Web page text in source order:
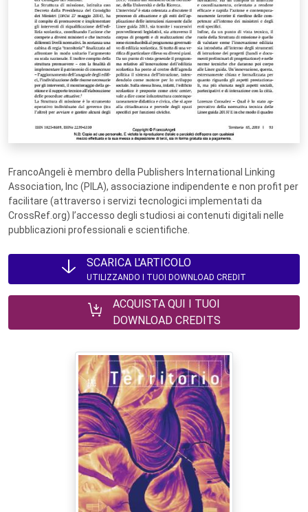
FrancoAngeli è membro della Publishers International Linking
Association, Inc (PILA), associazione indipendente e non profit per
facilitare (attraverso i servizi tecnologici implementati da
CrossRef.org) l’accesso degli studiosi ai contenuti digitali nelle
pubblicazioni professionali e scientifiche.
SCARICA L'ARTICOLO
UTILIZZANDO I TUOI DOWNLOAD CREDIT
ACQUISTA QUI I TUOI
DOWNLOAD CREDITS